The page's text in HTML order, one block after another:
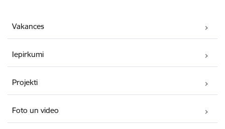
Vakances
Iepirkumi
Projekti
Foto un video